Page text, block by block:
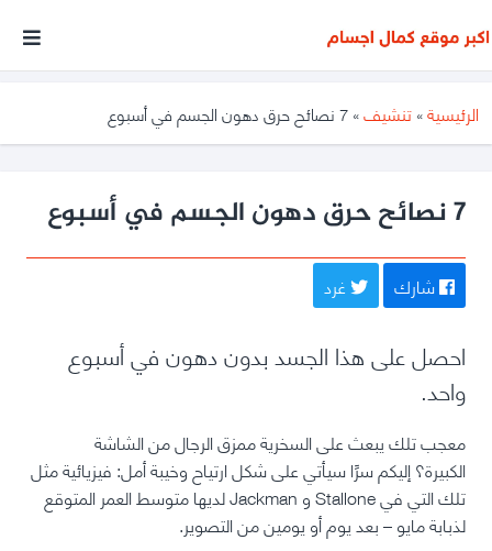
موقع
متخصص
فى
كمال
الأجسام
الرئيسية»تنشيف»7 نصائح حرق دهون الجسم في أسبوع
7 نصائح حرق دهون الجسم في أسبوع
شارك غرد
احصل على هذا الجسد بدون دهون في أسبوع
واحد.
معجب تلك يبعث على السخريةممزقالرجال من الشاشة
الكبيرة؟إليكم سرًا سيأتي على شكل ارتياح وخيبة أمل:فيزيائية مثل
تلك التي في Stallone
و Jackman لديها متوسط ​​العمر المتوقع
لذبابة مايو – بعد يوم أو يومين من التصوير.